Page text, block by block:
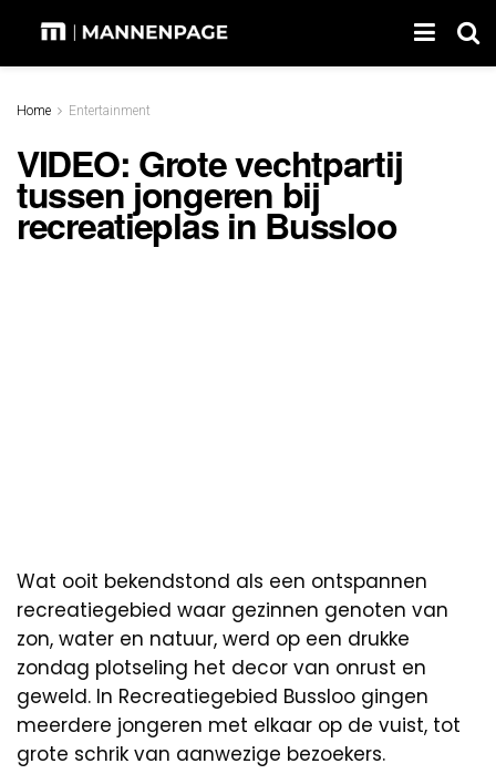
Home Entertainment
VIDEO: Grote vechtpartij
tussen jongeren bij
recreatieplas in Bussloo
Wat ooit bekendstond als een ontspannen
recreatiegebied waar gezinnen genoten van
zon, water en natuur, werd op een drukke
zondag plotseling het decor van onrust en
geweld. In Recreatiegebied Bussloo gingen
meerdere jongeren met elkaar op de vuist, tot
grote schrik van aanwezige bezoekers.